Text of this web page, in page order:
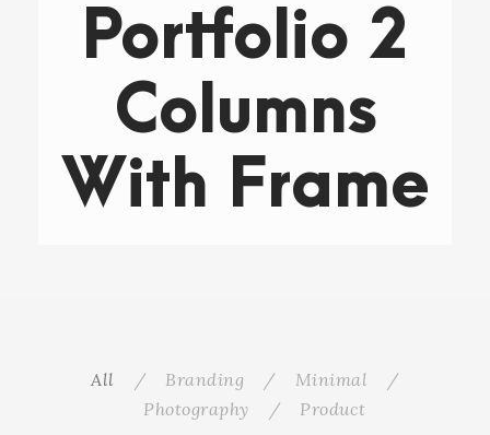
Portfolio 2
Columns
With Frame
All / Branding / Minimal
/
Photography
/ Product